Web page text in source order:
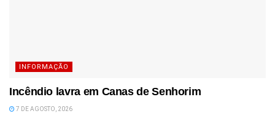
INFORMAÇÃO
Incêndio lavra em Canas de Senhorim
7 DE AGOSTO, 2026